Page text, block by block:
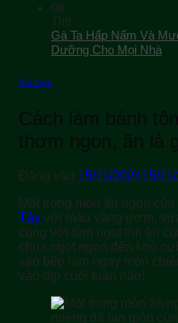
08
Th9
Gà Ta Hấp Nấm Và
Dưỡng Cho Mọi Nhà
Ẩm thực
Cách làm bánh
thơm ngon, ăn là
Đăng vào 15/11/202415/
Một trong món ăn ngon
Tây với màu vàng ươm,
cùng với tôm ngọt thịt ăn
chua ngọt ngon đến khó
vào bếp làm ngay món
vào dịp cuối tuần nào!